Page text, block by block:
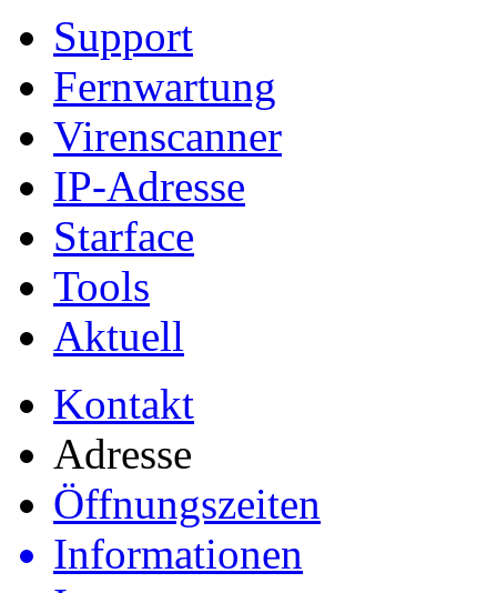
Support
Fernwartung
Virenscanner
IP-Adresse
Starface
Tools
Aktuell
Kontakt
Adresse
Öffnungszeiten
Informationen